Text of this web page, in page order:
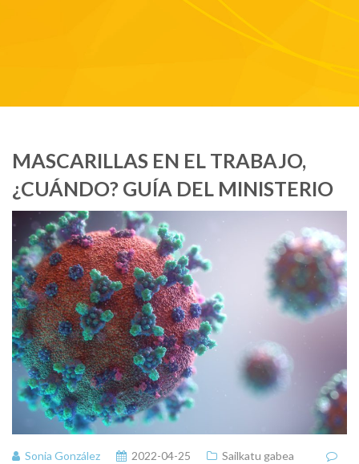
MASCARILLAS EN EL TRABAJO,
¿CUÁNDO? GUÍA DEL MINISTERIO
Sonia González 2022-04-25
Sailkatu gabea